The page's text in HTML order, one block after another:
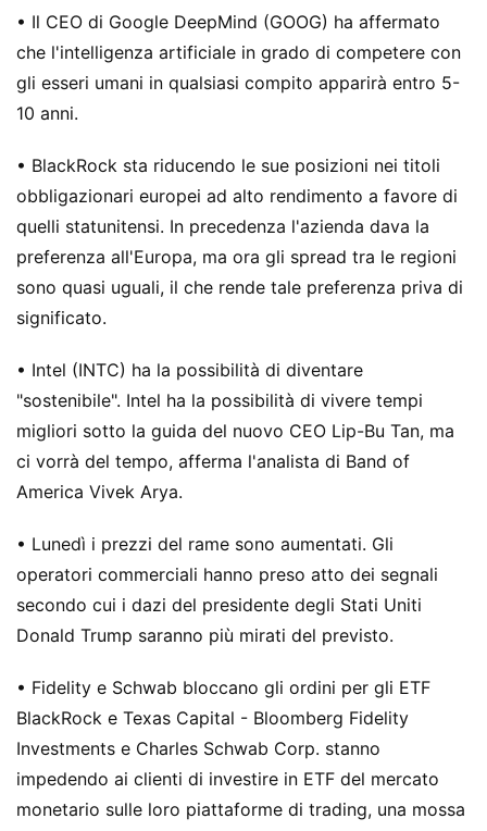
• Il CEO di Google DeepMind (GOOG) ha affermato
che l'intelligenza artificiale in grado di competere con
gli esseri umani in qualsiasi compito apparirà entro 5-
10 anni.
• BlackRock sta riducendo le sue posizioni nei titoli
obbligazionari europei ad alto rendimento a favore di
quelli statunitensi. In precedenza l'azienda dava la
preferenza all'Europa, ma ora gli spread tra le regioni
sono quasi uguali, il che rende tale preferenza priva di
significato.
• Intel (INTC) ha la possibilità di diventare
"sostenibile". Intel ha la possibilità di vivere tempi
migliori sotto la guida del nuovo CEO Lip-Bu Tan, ma
ci vorrà del tempo, afferma l'analista di Band of
America Vivek Arya.
• Lunedì i prezzi del rame sono aumentati. Gli
operatori commerciali hanno preso atto dei segnali
secondo cui i dazi del presidente degli Stati Uniti
Donald Trump saranno più mirati del previsto.
• Fidelity e Schwab bloccano gli ordini per gli ETF
BlackRock e Texas Capital - Bloomberg Fidelity
Investments e Charles Schwab Corp. stanno
impedendo ai clienti di investire in ETF del mercato
monetario sulle loro piattaforme di trading, una mossa